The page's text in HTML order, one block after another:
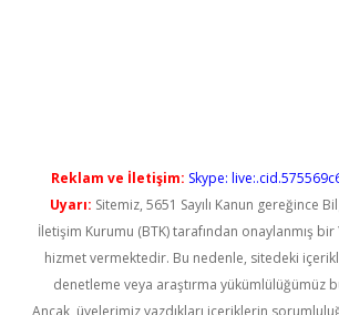
Reklam ve İletişim: Skype:
Uyarı: Sitemiz, 5651 Sayılı Kanun gereğince
İletişim Kurumu (BTK) tarafından onaylanmış bir
hizmet vermektedir. Bu nedenle, sitedeki
denetleme veya araştırma yükümlülüğümüz
Ancak, üyelerimiz yazdıkları içeriklerin